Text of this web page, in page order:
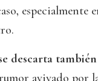
especialmente
descarta